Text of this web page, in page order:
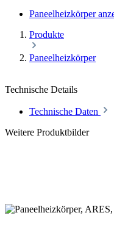
Paneelheizkörper
Produkte
Paneelheizkörper
Technische Details
Technische Daten
Weitere Produktbilder